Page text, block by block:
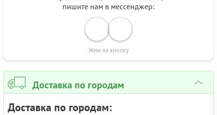
пишите нам в мессенджер:
Жми на кнопку
Доставка по городам ›
Доставка по городам: